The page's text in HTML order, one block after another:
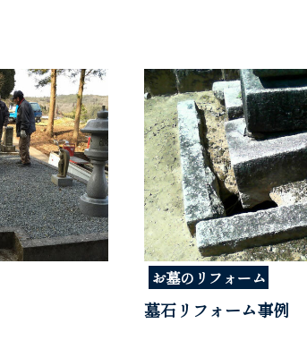
お墓のリフォーム
墓石リフォーム事例